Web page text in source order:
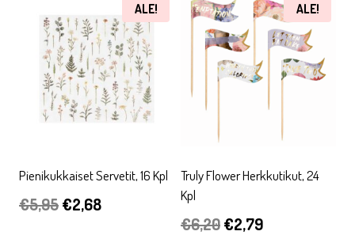
ALE!
Pienikukkaiset Servetit, 16 Kpl
€5,95Alkuperäinen
€2,68Nykyinen
ALE!
Truly Flower Herkkutikut, 24
Kpl
€6,20Alkuperäinen
€2,79Nykyinen